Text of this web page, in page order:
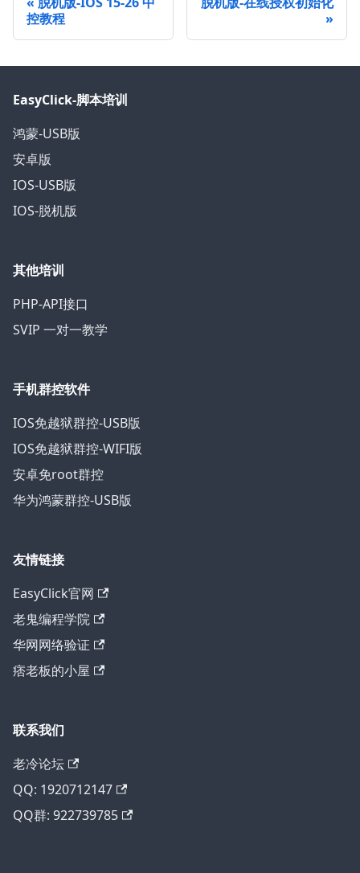
控教程
EasyClick-脚本培训
鸿蒙-USB版
安卓版
IOS-USB版
IOS-脱机版
其他培训
PHP-API接口
SVIP 一对一教学
手机群控软件
IOS免越狱群控-USB版
IOS免越狱群控-WIFI版
安卓免root群控
华为鸿蒙群控-USB版
友情链接
EasyClick官网
老鬼编程学院
华网网络验证
痞老板的小屋
联系我们
老冷论坛
QQ: 1920712147
QQ群: 922739785